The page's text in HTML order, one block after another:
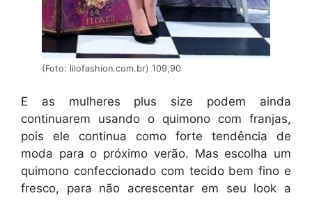
(Foto: lilofashion.com.br) 109,90
E as mulheres plus size podem ainda
continuarem usando o quimono com franjas,
pois ele continua como forte tendência de
moda para o próximo verão. Mas escolha um
quimono confeccionado com tecido bem fino e
fresco, para não acrescentar em seu look a